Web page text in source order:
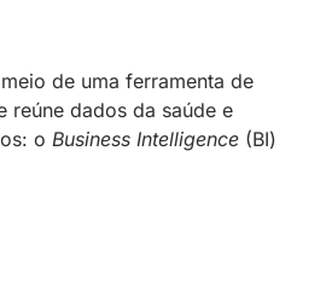
de uma ferramenta de
reúne dados da saúde e
o Business Intelligence (BI)